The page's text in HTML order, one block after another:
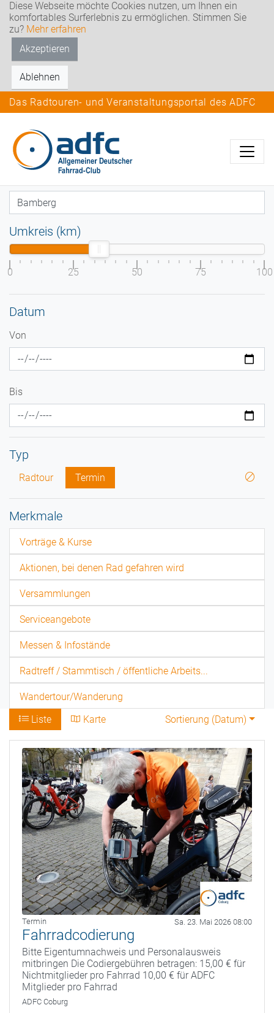
Diese Webseite möchte Cookies nutzen, um Ihnen ein
komfortables Surferlebnis zu ermöglichen. Stimmen Sie
zu? Mehr erfahren
Akzeptieren
Ablehnen
Das Radtouren- und Veranstaltungsportal des ADFC
Umkreis (km)
0 25 50 75 100
Datum
Von
Bis
Typ
Radtour Termin
Merkmale
Vorträge & Kurse
Aktionen, bei denen Rad gefahren wird
Versammlungen
Serviceangebote
Messen & Infostände
Radtreff / Stammtisch / öffentliche Arbeits...
Wandertour/Wanderung
Liste
Karte Sortierung (Datum)
Termin Sa. 23. Mai 2026 08:00
Fahrradcodierung
Bitte Eigentumnachweis und Personalausweis
mitbringen Die Codiergebühren betragen: 15,00 € für
Nichtmitglieder pro Fahrrad 10,00 € für ADFC
Mitglieder pro Fahrrad
ADFC Coburg